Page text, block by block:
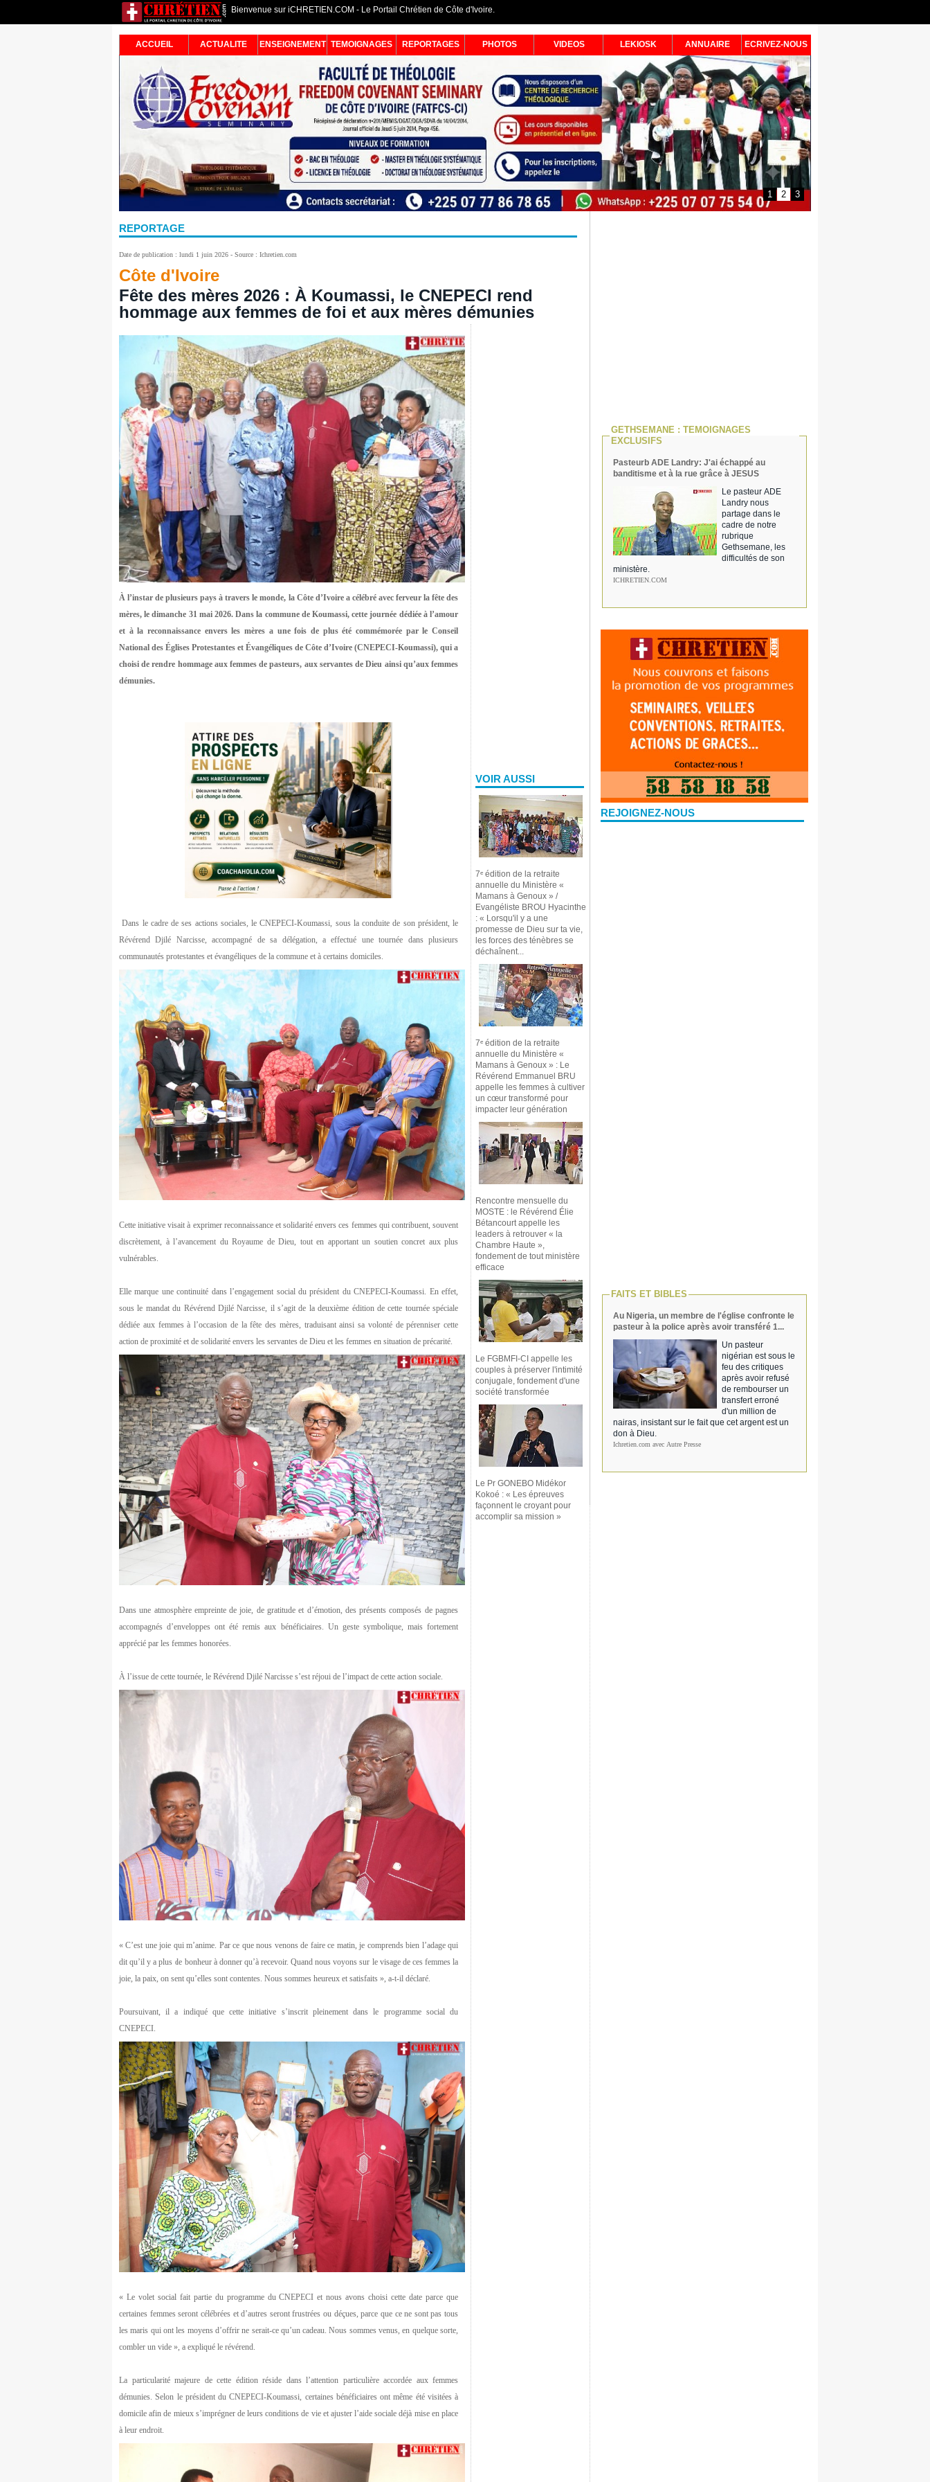
Bienvenue sur iCHRETIEN.COM - Le Portail Chrétien de Côte d'Ivoire.
ACCUEIL ACTUALITE ENSEIGNEMENT TEMOIGNAGES REPORTAGES PHOTOS VIDEOS LEKIOSK ANNUAIRE ECRIVEZ-NOUS
REPORTAGE
Date de publication : lundi 1 juin 2026 - Source : Ichretien.com
Côte d'Ivoire
Fête des mères 2026 : À Koumassi, le CNEPECI rend
hommage aux femmes de foi et aux mères démunies
À l’instar de plusieurs pays à travers le monde, la Côte d’Ivoire a célébré avec ferveur la fête des
mères, le dimanche 31 mai 2026. Dans la commune de Koumassi, cette journée dédiée à l’amour
et à la reconnaissance envers les mères a une fois de plus été commémorée par le Conseil
National des Églises Protestantes et Évangéliques de Côte d’Ivoire (CNEPECI-Koumassi), qui a
choisi de rendre hommage aux femmes de pasteurs, aux servantes de Dieu ainsi qu’aux femmes
démunies.
Dans le cadre de ses actions sociales, le CNEPECI-Koumassi, sous la conduite de son président, le
Révérend Djilé Narcisse, accompagné de sa délégation, a effectué une tournée dans plusieurs
communautés protestantes et évangéliques de la commune et à certains domiciles.
Cette initiative visait à exprimer reconnaissance et solidarité envers ces femmes qui contribuent, souvent
discrètement, à l’avancement du Royaume de Dieu, tout en apportant un soutien concret aux plus
vulnérables.
Elle marque une continuité dans l’engagement social du président du CNEPECI-Koumassi. En effet,
sous le mandat du Révérend Djilé Narcisse, il s’agit de la deuxième édition de cette tournée spéciale
dédiée aux femmes à l’occasion de la fête des mères, traduisant ainsi sa volonté de pérenniser cette
action de proximité et de solidarité envers les servantes de Dieu et les femmes en situation de précarité.
Dans une atmosphère empreinte de joie, de gratitude et d’émotion, des présents composés de pagnes
accompagnés d’enveloppes ont été remis aux bénéficiaires. Un geste symbolique, mais fortement
apprécié par les femmes honorées.
À l’issue de cette tournée, le Révérend Djilé Narcisse s’est réjoui de l’impact de cette action sociale.
« C’est une joie qui m’anime. Par ce que nous venons de faire ce matin, je comprends bien l’adage qui
dit qu’il y a plus de bonheur à donner qu’à recevoir. Quand nous voyons sur le visage de ces femmes la
joie, la paix, on sent qu’elles sont contentes. Nous sommes heureux et satisfaits », a-t-il déclaré.
Poursuivant, il a indiqué que cette initiative s’inscrit pleinement dans le programme social du
CNEPECI.
« Le volet social fait partie du programme du CNEPECI et nous avons choisi cette date parce que
certaines femmes seront célébrées et d’autres seront frustrées ou déçues, parce que ce ne sont pas tous
les maris qui ont les moyens d’offrir ne serait-ce qu’un cadeau. Nous sommes venus, en quelque sorte,
combler un vide », a expliqué le révérend.
La particularité majeure de cette édition réside dans l’attention particulière accordée aux femmes
démunies. Selon le président du CNEPECI-Koumassi, certaines bénéficiaires ont même été visitées à
domicile afin de mieux s’imprégner de leurs conditions de vie et ajuster l’aide sociale déjà mise en place
à leur endroit.
VOIR AUSSI
7ᵉ édition de la retraite
annuelle du Ministère «
Mamans à Genoux » /
Evangéliste BROU Hyacinthe
: « Lorsqu'il y a une
promesse de Dieu sur ta vie,
les forces des ténèbres se
déchaînent...
7ᵉ édition de la retraite
annuelle du Ministère «
Mamans à Genoux » : Le
Révérend Emmanuel BRU
appelle les femmes à cultiver
un cœur transformé pour
impacter leur génération
Rencontre mensuelle du
MOSTE : le Révérend Élie
Bétancourt appelle les
leaders à retrouver « la
Chambre Haute »,
fondement de tout ministère
efficace
Le FGBMFI-CI appelle les
couples à préserver l'intimité
conjugale, fondement d'une
société transformée
Le Pr GONEBO Midékor
Kokoé : « Les épreuves
façonnent le croyant pour
accomplir sa mission »
GETHSEMANE : TEMOIGNAGES
EXCLUSIFS
Pasteurb ADE Landry: J'ai échappé au
banditisme et à la rue grâce à JESUS
Le pasteur ADE
Landry nous
partage dans le
cadre de notre
rubrique
Gethsemane, les
difficultés de son
ministère.
ICHRETIEN.COM
REJOIGNEZ-NOUS
FAITS ET BIBLES
Au Nigeria, un membre de l'église confronte le
pasteur à la police après avoir transféré 1...
Un pasteur
nigérian est sous le
feu des critiques
après avoir refusé
de rembourser un
transfert erroné
d'un million de
nairas, insistant sur le fait que cet argent est un
don à Dieu.
Ichretien.com avec Autre Presse